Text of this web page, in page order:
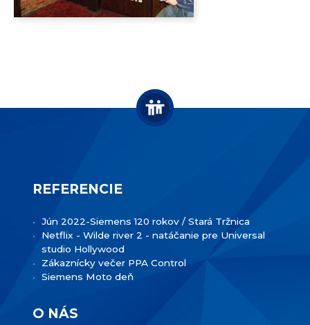
REFERENCIE
Jún 2022-Siemens 120 rokov / Stará Tržnica
Netflix - Wilde river 2 - natáčanie pre Universal
studio Hollywood
Zákaznícky večer PPA Control
Siemens Moto deň
O NÁS